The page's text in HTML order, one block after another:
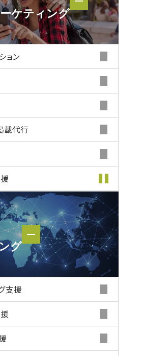
訪日外国人集客支援
インバウンド
マーケティング
ケティング
ョン
載代行
海外現地集客支援
海外マーケティング
グ
支援